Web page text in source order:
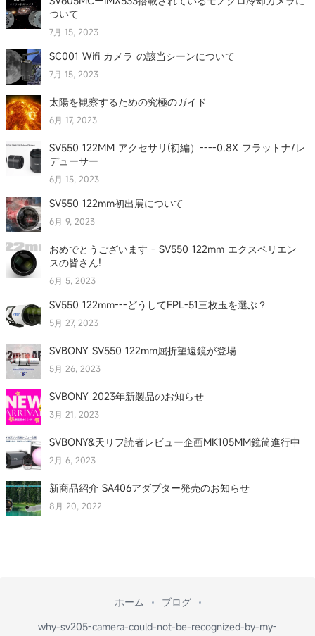
ついて
7月 15, 2023
SC001 Wifi カメラ の該当シーンについて
7月 15, 2023
太陽を観察するための究極のガイド
6月 17, 2023
SV550 122MM アクセサリ(初編）----0.8X フラットナ/レ
デューサー
6月 15, 2023
SV550 122mm初出展について
6月 9, 2023
おめでとうございます - SV550 122mm エクスペリエン
スの皆さん!
6月 5, 2023
SV550 122mm---どうしてFPL-51三枚玉を選ぶ？
5月 27, 2023
SVBONY SV550 122mm屈折望遠鏡が登場
5月 26, 2023
SVBONY 2023年新製品のお知らせ
3月 21, 2023
SVBONY&天リフ読者レビュー企画MK105MM鏡筒進行中
2月 6, 2023
新商品紹介 SA406アダプター発売のお知らせ
8月 20, 2022
ホーム
ブログ
why-sv205-camera-could-not-be-recognized-by-my-